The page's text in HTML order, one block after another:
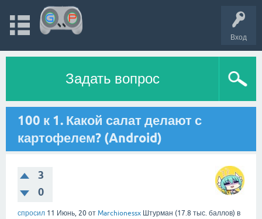
Вход
Задать вопрос
100 к 1. Какой салат делают с
картофелем? (Android)
3
0
спросил 11 Июнь, 20 от Marchionessx Штурман (17.8 тыс. баллов) в